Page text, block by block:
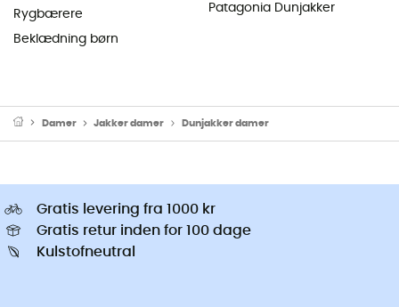
Rygbærere
Beklædning børn
Patagonia Dunjakker
Damer Jakker damer Dunjakker damer
Gratis levering fra 1000 kr
Gratis retur inden for 100 dage
Kulstofneutral